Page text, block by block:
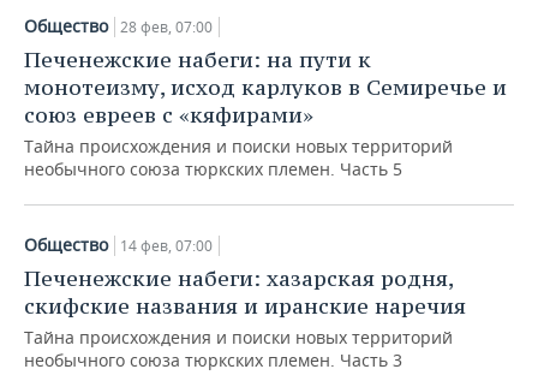
Общество 28 фев, 07:00
Печенежские набеги: на пути к
монотеизму, исход карлуков в Семиречье и
союз евреев с «кяфирами»
Тайна происхождения и поиски новых территорий
необычного союза тюркских племен. Часть 5
Общество 14 фев, 07:00
Печенежские набеги: хазарская родня,
скифские названия и иранские наречия
Тайна происхождения и поиски новых территорий
необычного союза тюркских племен. Часть 3